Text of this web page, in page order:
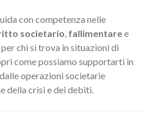
con competenza nelle
societario, fallimentaree
chi si trova in situazioni di
come possiamo supportarti in
operazioni societarie
della crisi e dei debiti.